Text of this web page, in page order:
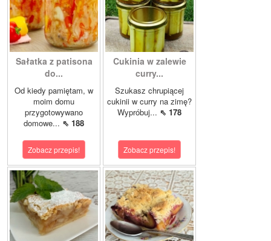
Sałatka z patisona
do...
Od kiedy pamiętam, w
moim domu
przygotowywano
domowe... ⇖ 188
Zobacz przepis!
Cukinia w zalewie
curry...
Szukasz chrupiącej
cukinii w curry na zimę?
Wypróbuj... ⇖ 178
Zobacz przepis!